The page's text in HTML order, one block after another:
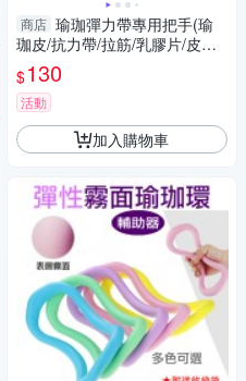
商店 瑜珈彈力帶專用把手(瑜
珈皮/抗力帶/拉筋/乳膠片/皮拉
提斯帶/伸展彈力繩/握把/GetSp
ort)
$130
活動
加入購物車